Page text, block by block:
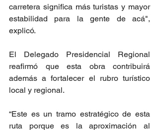
carretera significa más turistas y mayor
estabilidad para la gente de acá",
explicó.
El Delegado Presidencial Regional
reafirmó que esta obra contribuirá
además a fortalecer el rubro turístico
local y regional.
“Este es un tramo estratégico de esta
ruta porque es la aproximación al